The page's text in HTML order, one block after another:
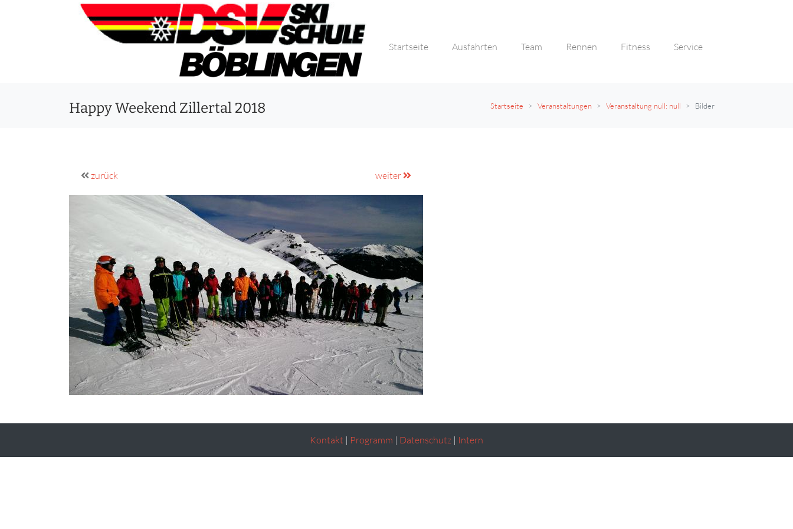
Startseite Ausfahrten Team Rennen Fitness Service
Happy Weekend Zillertal 2018 Startseite Veranstaltungen Veranstaltung null: null Bilder
zurück weiter
Kontakt | Programm | Datenschutz | Intern